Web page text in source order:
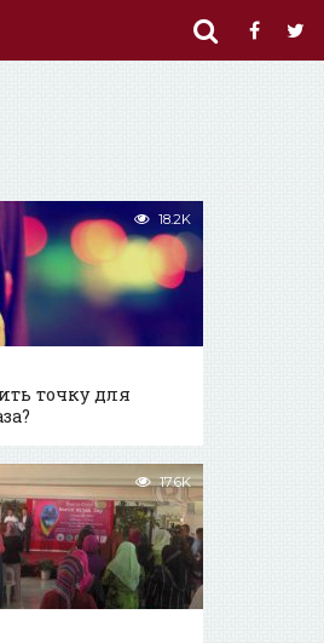
18.2K
точку для
17.6K